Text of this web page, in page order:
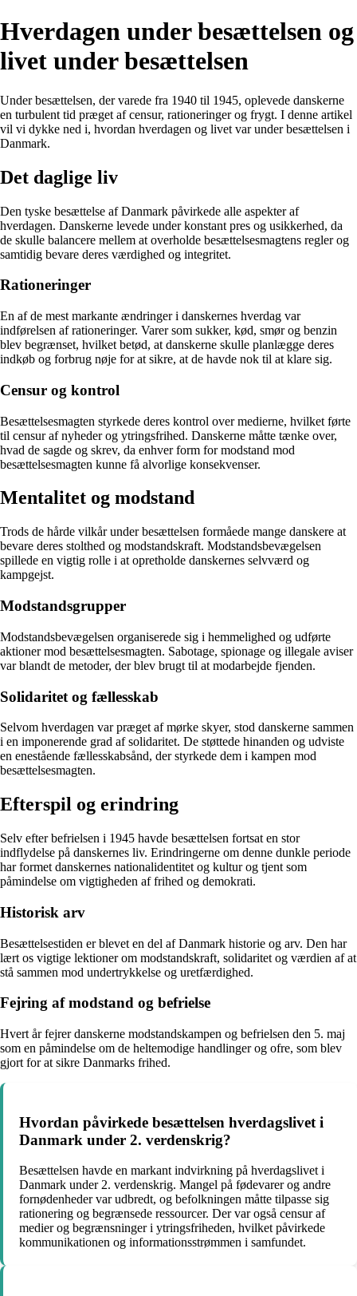
Hverdagen under besættelsen og
livet under besættelsen
Under besættelsen, der varede fra 1940 til 1945, oplevede danskerne
en turbulent tid præget af censur, rationeringer og frygt. I denne artikel
vil vi dykke ned i, hvordan hverdagen og livet var under besættelsen i
Danmark.
Det daglige liv
Den tyske besættelse af Danmark påvirkede alle aspekter af
hverdagen. Danskerne levede under konstant pres og usikkerhed, da
de skulle balancere mellem at overholde besættelsesmagtens regler og
samtidig bevare deres værdighed og integritet.
Rationeringer
En af de mest markante ændringer i danskernes hverdag var
indførelsen af rationeringer. Varer som sukker, kød, smør og benzin
blev begrænset, hvilket betød, at danskerne skulle planlægge deres
indkøb og forbrug nøje for at sikre, at de havde nok til at klare sig.
Censur og kontrol
Besættelsesmagten styrkede deres kontrol over medierne, hvilket førte
til censur af nyheder og ytringsfrihed. Danskerne måtte tænke over,
hvad de sagde og skrev, da enhver form for modstand mod
besættelsesmagten kunne få alvorlige konsekvenser.
Mentalitet og modstand
Trods de hårde vilkår under besættelsen formåede mange danskere at
bevare deres stolthed og modstandskraft. Modstandsbevægelsen
spillede en vigtig rolle i at opretholde danskernes selvværd og
kampgejst.
Modstandsgrupper
Modstandsbevægelsen organiserede sig i hemmelighed og udførte
aktioner mod besættelsesmagten. Sabotage, spionage og illegale aviser
var blandt de metoder, der blev brugt til at modarbejde fjenden.
Solidaritet og fællesskab
Selvom hverdagen var præget af mørke skyer, stod danskerne sammen
i en imponerende grad af solidaritet. De støttede hinanden og udviste
en enestående fællesskabsånd, der styrkede dem i kampen mod
besættelsesmagten.
Efterspil og erindring
Selv efter befrielsen i 1945 havde besættelsen fortsat en stor
indflydelse på danskernes liv. Erindringerne om denne dunkle periode
har formet danskernes nationalidentitet og kultur og tjent som
påmindelse om vigtigheden af frihed og demokrati.
Historisk arv
Besættelsestiden er blevet en del af Danmark historie og arv. Den har
lært os vigtige lektioner om modstandskraft, solidaritet og værdien af at
stå sammen mod undertrykkelse og uretfærdighed.
Fejring af modstand og befrielse
Hvert år fejrer danskerne modstandskampen og befrielsen den 5. maj
som en påmindelse om de heltemodige handlinger og ofre, som blev
gjort for at sikre Danmarks frihed.
Hvordan påvirkede besættelsen hverdagslivet i
Danmark under 2. verdenskrig?
Besættelsen havde en markant indvirkning på hverdagslivet i
Danmark under 2. verdenskrig. Mangel på fødevarer og andre
fornødenheder var udbredt, og befolkningen måtte tilpasse sig
rationering og begrænsede ressourcer. Der var også censur af
medier og begrænsninger i ytringsfriheden, hvilket påvirkede
kommunikationen og informationsstrømmen i samfundet.